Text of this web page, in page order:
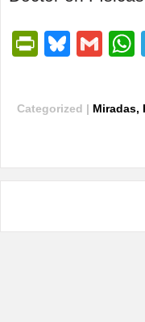
Categorized | Miradas,